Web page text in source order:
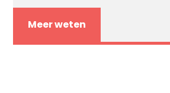
Meer weten